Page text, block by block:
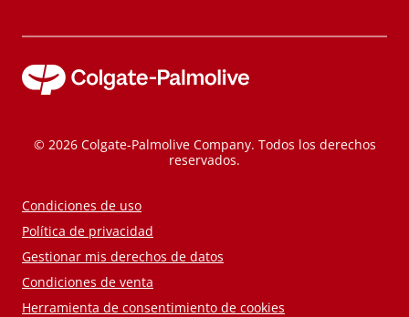
© 2026 Colgate-Palmolive Company. Todos los derechos
reservados.
Condiciones de uso
Política de privacidad
Gestionar mis derechos de datos
Condiciones de venta
Herramienta de consentimiento de cookies